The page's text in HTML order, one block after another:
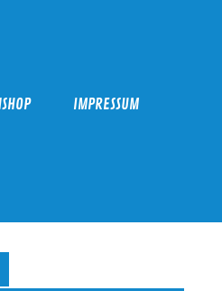
IMPRESSUM